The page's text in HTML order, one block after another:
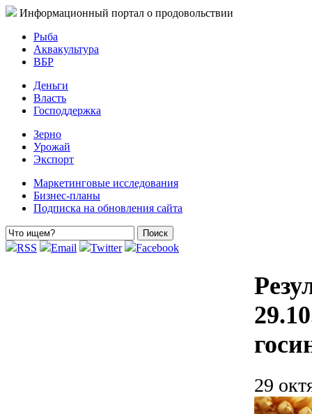
Информационный портал о продовольствии
Рыба
Аквакультура
ВБР
Деньги
Власть
Господдержка
Зерно
Урожай
Экспорт
Маркетинговые исследования
Бизнес-планы
Подписка на обновления сайта
RSS Email Twitter Facebook
29